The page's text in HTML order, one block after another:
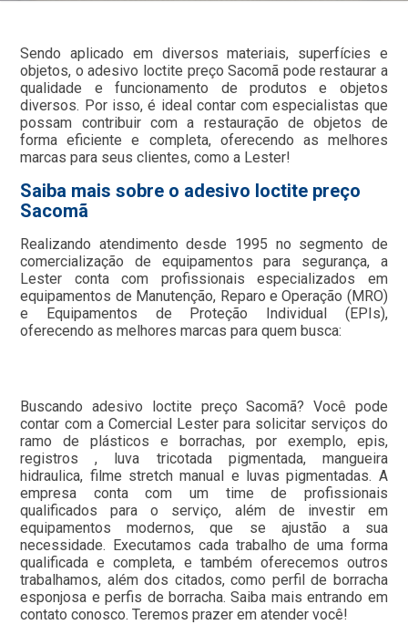
Sendo aplicado em diversos materiais, superfícies e
objetos, o adesivo loctite preço Sacomã pode restaurar a
qualidade e funcionamento de produtos e objetos
diversos. Por isso, é ideal contar com especialistas que
possam contribuir com a restauração de objetos de
forma eficiente e completa, oferecendo as melhores
marcas para seus clientes, como a Lester!
Saiba mais sobre o adesivo loctite preço
Sacomã
Realizando atendimento desde 1995 no segmento de
comercialização de equipamentos para segurança, a
Lester conta com profissionais especializados em
equipamentos de Manutenção, Reparo e Operação (MRO)
e Equipamentos de Proteção Individual (EPIs),
oferecendo as melhores marcas para quem busca:
Buscando adesivo loctite preço Sacomã? Você pode
contar com a Comercial Lester para solicitar serviços do
ramo de plásticos e borrachas, por exemplo, epis,
registros , luva tricotada pigmentada, mangueira
hidraulica, filme stretch manual e luvas pigmentadas. A
empresa conta com um time de profissionais
qualificados para o serviço, além de investir em
equipamentos modernos, que se ajustão a sua
necessidade. Executamos cada trabalho de uma forma
qualificada e completa, e também oferecemos outros
trabalhamos, além dos citados, como perfil de borracha
esponjosa e perfis de borracha. Saiba mais entrando em
contato conosco. Teremos prazer em atender você!